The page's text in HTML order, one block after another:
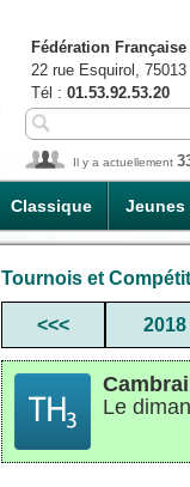
Classique Jeunes
Fédération
22 rue Esquirol,
Tél : 01.53.92.53.20
Il y a actuellement
Tournois et
<<< 2018
Le